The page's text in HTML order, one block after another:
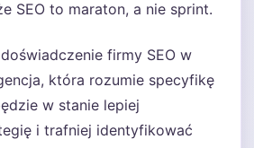
SEO to maraton, a nie sprint.
firmy SEO w
która rozumie specyfikę
w stanie lepiej
i trafniej identyfikować